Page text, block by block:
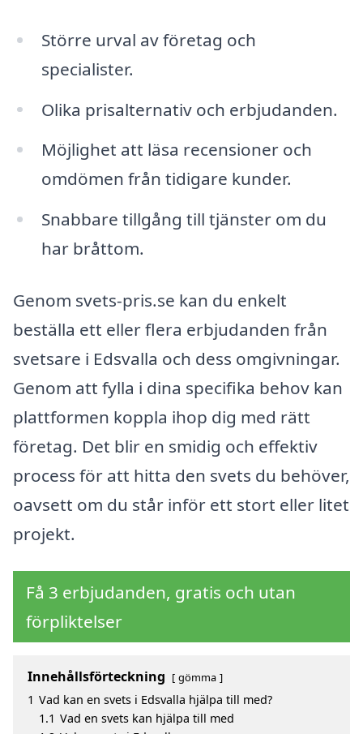
Större urval av företag och
specialister.
Olika prisalternativ och erbjudanden.
Möjlighet att läsa recensioner och
omdömen från tidigare kunder.
Snabbare tillgång till tjänster om du
har bråttom.
Genom svets-pris.se kan du enkelt
beställa ett eller flera erbjudanden från
svetsare i Edsvalla och dess omgivningar.
Genom att fylla i dina specifika behov kan
plattformen koppla ihop dig med rätt
företag. Det blir en smidig och effektiv
process för att hitta den svets du behöver,
oavsett om du står inför ett stort eller litet
projekt.
Få 3 erbjudanden, gratis och utan
förpliktelser
Innehållsförteckning gömma
1 Vad kan en svets i Edsvalla hjälpa till med?
1.1 Vad en svets kan hjälpa till med